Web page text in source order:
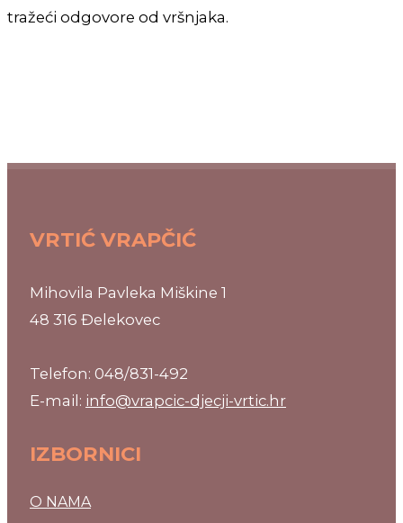
tražeći odgovore od vršnjaka.
VRTIĆ VRAPČIĆ
Mihovila Pavleka Miškine 1
48 316 Đelekovec
Telefon: 048/831-492
E-mail: info@vrapcic-djecji-vrtic.hr
IZBORNICI
O NAMA